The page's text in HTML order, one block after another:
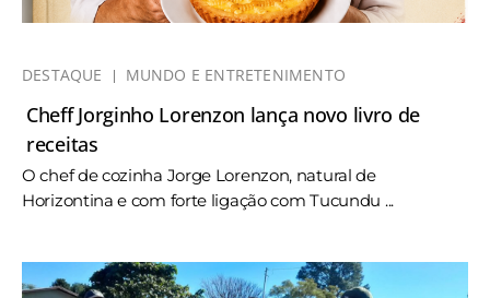
DESTAQUE MUNDO E ENTRETENIMENTO
Cheff Jorginho Lorenzon lança novo livro de
receitas
O chef de cozinha Jorge Lorenzon, natural de
Horizontina e com forte ligação com Tucundu ...